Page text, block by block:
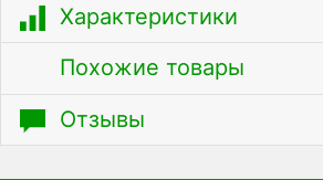
Характеристики
Похожие товары
Отзывы